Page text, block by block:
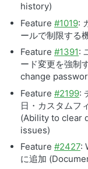
history)
Feature #1019:
ールで制限する
Feature #1391:
ード変更を強制
change
Feature #2199:
日・カスタムフ
(Ability to clear
issues)
Feature #2427:
に追加